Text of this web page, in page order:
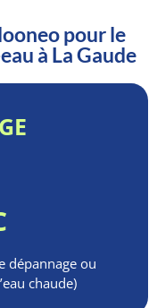
pour le
à La Gaude
dépannage ou
chaude)